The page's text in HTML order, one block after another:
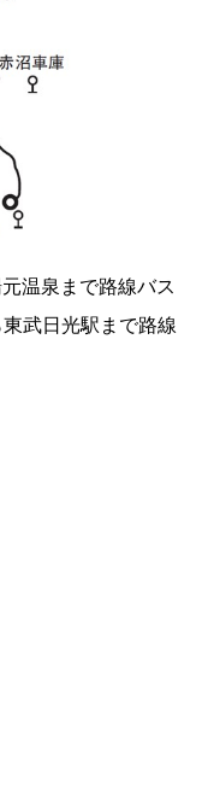
温泉まで路線バス
武日光駅まで路線